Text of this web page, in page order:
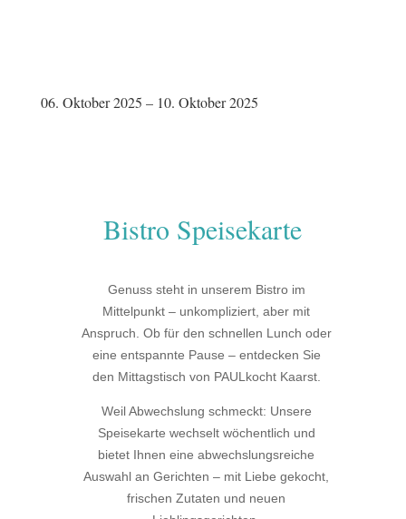
06. Oktober 2025 – 10. Oktober 2025
Bistro Speisekarte
Genuss steht in unserem Bistro im
Mittelpunkt – unkompliziert, aber mit
Anspruch. Ob für den schnellen Lunch oder
eine entspannte Pause – entdecken Sie
den Mittagstisch von PAULkocht Kaarst.
Weil Abwechslung schmeckt: Unsere
Speisekarte wechselt wöchentlich und
bietet Ihnen eine abwechslungsreiche
Auswahl an Gerichten – mit Liebe gekocht,
frischen Zutaten und neuen